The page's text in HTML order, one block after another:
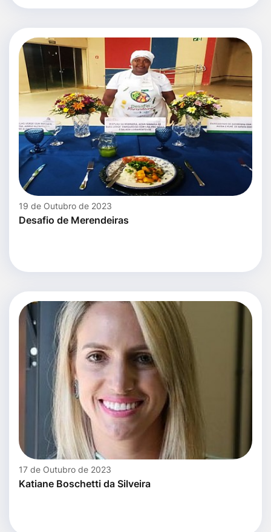
19 de Outubro de 2023
Desafio de Merendeiras
17 de Outubro de 2023
Katiane Boschetti da Silveira